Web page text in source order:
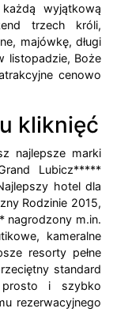
wyjątkową
trzech króli,
majówkę, długi
listopadzie, Boże
cenowo
kliknięć
najlepsze marki
Lubicz*****
hotel dla
Rodzinie 2015,
nagrodzony m.in.
kameralne
resorty pełne
standard
prosto i szybko
rezerwacyjnego